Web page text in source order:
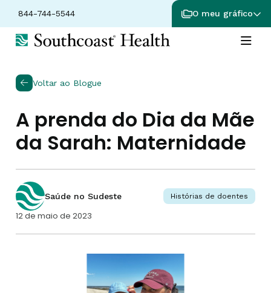
844-744-5544 O meu gráfico
Voltar ao Blogue
A prenda do Dia da Mãe
da Sarah: Maternidade
Saúde no Sudeste Histórias de doentes
12 de maio de 2023